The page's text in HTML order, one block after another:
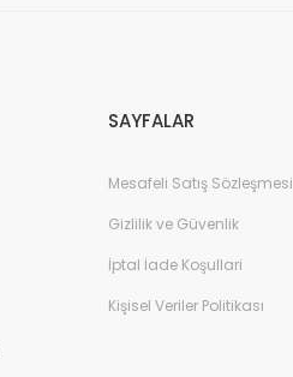
SAYFALAR
Mesafeli Satış Sözleşmesi
Gizlilik ve Güvenlik
İptal İade Koşullari
Kişisel Veriler Politikası